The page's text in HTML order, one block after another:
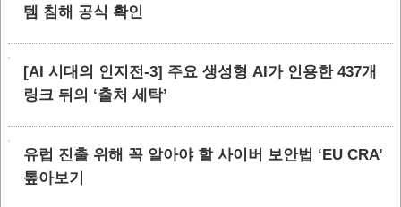
템 침해 공식 확인
[AI 시대의 인지전-3] 주요 생성형 AI가 인용한 437개
링크 뒤의 ‘출처 세탁’
유럽 진출 위해 꼭 알아야 할 사이버 보안법 ‘EU CRA’
톺아보기